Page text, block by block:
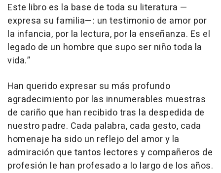
Este libro es la base de toda su literatura —
expresa su familia—: un testimonio de amor por
la infancia, por la lectura, por la enseñanza. Es el
legado de un hombre que supo ser niño toda la
vida.”
Han querido expresar su más profundo
agradecimiento por las innumerables muestras
de cariño que han recibido tras la despedida de
nuestro padre. Cada palabra, cada gesto, cada
homenaje ha sido un reflejo del amor y la
admiración que tantos lectores y compañeros de
profesión le han profesado a lo largo de los años.